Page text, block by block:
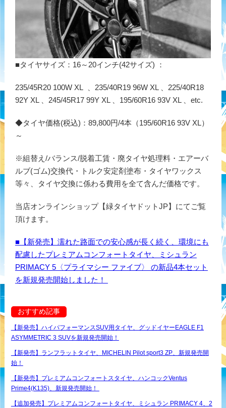
■タイヤサイズ：16～20インチ(42サイズ) ：
235/45R20 100W XL 、235/40R19 96W XL 、225/40R18
92Y XL 、245/45R17 99Y XL 、195/60R16 93V XL 、etc.
◆タイヤ価格(税込)：89,800円/4本（195/60R16 93V XL）
～
※組替え/バランス/脱着工賃・廃タイヤ処理料・エアーバ
ルブ(ゴム)交換代・トルク安定剤塗布・タイヤワックス
等々、タイヤ交換に係わる費用を全て含んだ価格です。
当店オンラインショップ【緑タイヤドットJP】にてご覧
頂けます。
■【新発売】濡れた路面での安心感が長く続く、環境にも
配慮したプレミアムコンフォートタイヤ、ミシュラン
PRIMACY 5〈プライマシー ファイブ〉 の新品4本セット
を新規発売開始しました！
おすすめ記事
【新発売】ハイパフォーマンスSUV用タイヤ、グッドイヤーEAGLE F1
ASYMMETRIC 3 SUVを新規発売開始！
【新発売】ランフラットタイヤ、MICHELIN Pilot sport3 ZP、新規発売開
始！
【新発売】プレミアムコンフォートスタイヤ、ハンコックVentus
Prime4(K135)、新規発売開始！
【追加発売】プレミアムコンフォートタイヤ、ミシュラン PRIMACY 4、2